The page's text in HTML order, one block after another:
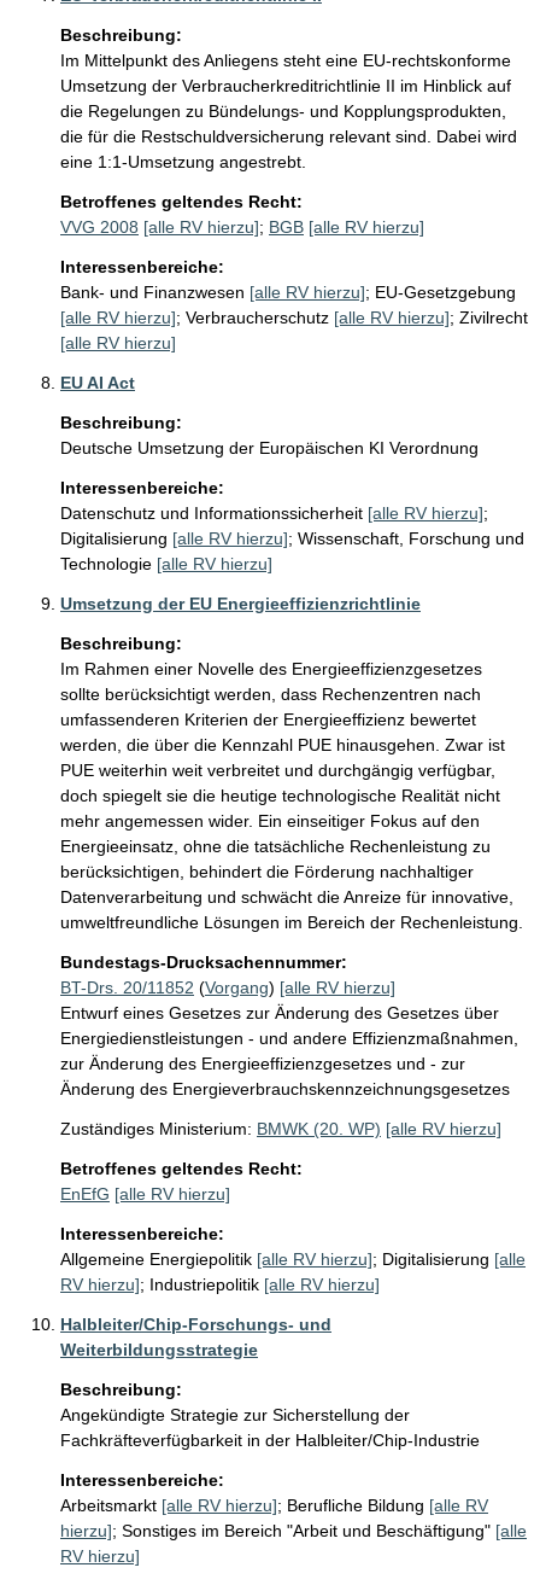
Beschreibung:
Im Mittelpunkt des Anliegens steht eine EU-rechtskonforme
Umsetzung der Verbraucherkreditrichtlinie II im Hinblick auf
die Regelungen zu Bündelungs- und Kopplungsprodukten,
die für die Restschuldversicherung relevant sind. Dabei wird
eine 1:1-Umsetzung angestrebt.
Betroffenes geltendes Recht:
VVG 2008 [alle RV hierzu]; BGB [alle RV hierzu]
Interessenbereiche:
Bank- und Finanzwesen [alle RV hierzu]; EU-Gesetzgebung
[alle RV hierzu]; Verbraucherschutz [alle RV hierzu]; Zivilrecht
[alle RV hierzu]
EU AI Act
Beschreibung:
Deutsche Umsetzung der Europäischen KI Verordnung
Interessenbereiche:
Datenschutz und Informationssicherheit [alle RV hierzu];
Digitalisierung [alle RV hierzu]; Wissenschaft, Forschung und
Technologie [alle RV hierzu]
Umsetzung der EU Energieeffizienzrichtlinie
Beschreibung:
Im Rahmen einer Novelle des Energieeffizienzgesetzes
sollte berücksichtigt werden, dass Rechenzentren nach
umfassenderen Kriterien der Energieeffizienz bewertet
werden, die über die Kennzahl PUE hinausgehen. Zwar ist
PUE weiterhin weit verbreitet und durchgängig verfügbar,
doch spiegelt sie die heutige technologische Realität nicht
mehr angemessen wider. Ein einseitiger Fokus auf den
Energieeinsatz, ohne die tatsächliche Rechenleistung zu
berücksichtigen, behindert die Förderung nachhaltiger
Datenverarbeitung und schwächt die Anreize für innovative,
umweltfreundliche Lösungen im Bereich der Rechenleistung.
Bundestags-Drucksachennummer:
BT-Drs. 20/11852 (Vorgang) [alle RV hierzu]
Entwurf eines Gesetzes zur Änderung des Gesetzes über
Energiedienstleistungen - und andere Effizienzmaßnahmen,
zur Änderung des Energieeffizienzgesetzes und - zur
Änderung des Energieverbrauchskennzeichnungsgesetzes
Zuständiges Ministerium: BMWK (20. WP) [alle RV hierzu]
Betroffenes geltendes Recht:
EnEfG [alle RV hierzu]
Interessenbereiche:
Allgemeine Energiepolitik [alle RV hierzu]; Digitalisierung [alle
RV hierzu]; Industriepolitik [alle RV hierzu]
Halbleiter/Chip-Forschungs- und
Weiterbildungsstrategie
Beschreibung:
Angekündigte Strategie zur Sicherstellung der
Fachkräfteverfügbarkeit in der Halbleiter/Chip-Industrie
Interessenbereiche:
Arbeitsmarkt [alle RV hierzu]; Berufliche Bildung [alle RV
hierzu]; Sonstiges im Bereich "Arbeit und Beschäftigung" [alle
RV hierzu]